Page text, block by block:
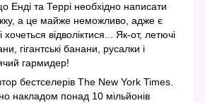
Енді та Террі необхідно написати
а це майже неможливо, адже є
хочеться відволіктися... Як-от, летючі
гігантські банани, русалки і
гармидер!
бестселерів The New York Times.
накладом понад 10 мільйонів